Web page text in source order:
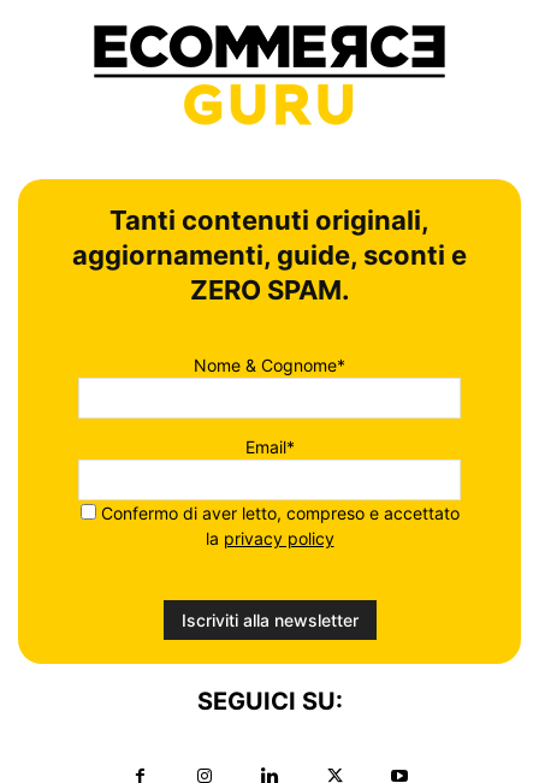
Tanti contenuti originali,
aggiornamenti, guide, sconti e
ZERO SPAM.
Nome & Cognome*
Email*
Confermo di aver letto, compreso e accettato
la privacy policy
SEGUICI SU: